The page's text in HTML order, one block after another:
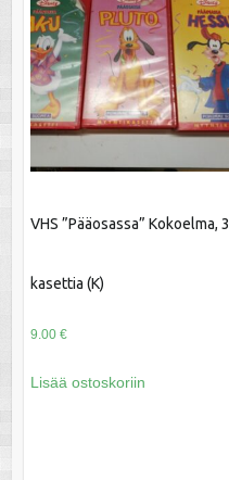
VHS ”Pääosassa” Kokoelma, 3
kasettia (K)
9.00 €
Lisää ostoskoriin